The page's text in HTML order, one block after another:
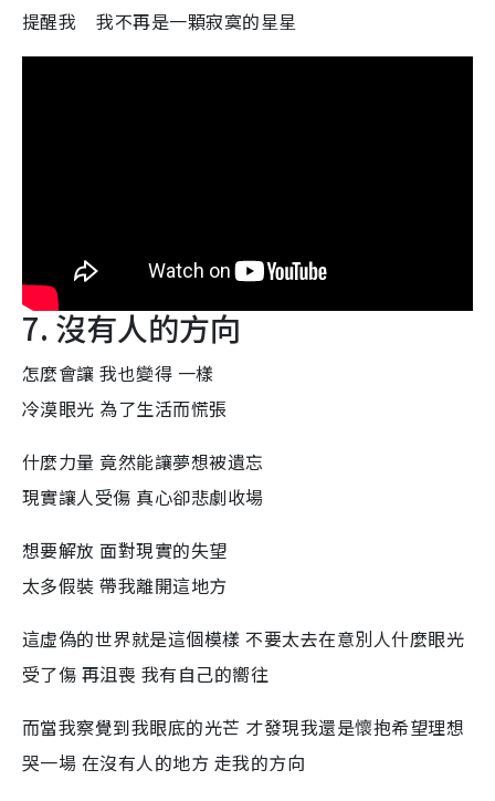
提醒我 我不再是一顆寂寞的星星
7. 沒有人的方向
怎麼會讓 我也變得 一樣
冷漠眼光 為了生活而慌張
什麼力量 竟然能讓夢想被遺忘
現實讓人受傷 真心卻悲劇收場
想要解放 面對現實的失望
太多假裝 帶我離開這地方
這虛偽的世界就是這個模樣 不要太去在意別人什麼眼光
受了傷 再沮喪 我有自己的嚮往
而當我察覺到我眼底的光芒 才發現我還是懷抱希望理想
哭一場 在沒有人的地方 走我的方向